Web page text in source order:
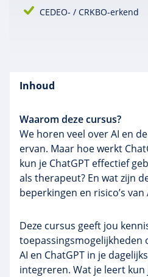
CEDEO- / CRKBO-erkend
Inhoud
Waarom deze cursus?
We horen veel over AI en
ervan. Maar hoe werkt
kun je ChatGPT effectief
als therapeut? En wat zijn
beperkingen en risico’s van
Deze cursus geeft jou
toepassingsmogelijkheden
AI en ChatGPT in je
integreren. Wat je leert